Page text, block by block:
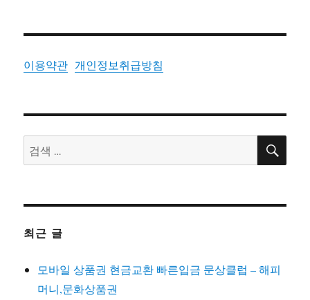
이용약관 개인정보취급방침
검
색:
검
최근 글
모바일 상품권 현금교환 빠른입금 문상클럽 – 해피
머니,문화상품권